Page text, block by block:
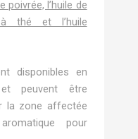
poivrée, l’huile de
à thé et l’huile
disponibles en
peuvent être
la zone affectée
pour